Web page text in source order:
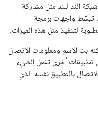
الند للند مثل مشاركة
تبسّط واجهات برمجة
بث الاسم ومعلومات الاتصال
تطبيقات أخرى تفعل الشيء
بالتطبيق نفسه الذي